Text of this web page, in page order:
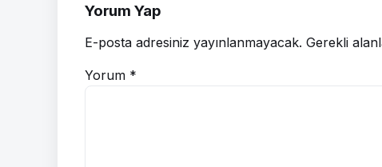
Yorum Yap
E-posta adresiniz yayınlanmayacak. Gerekli
Yorum *